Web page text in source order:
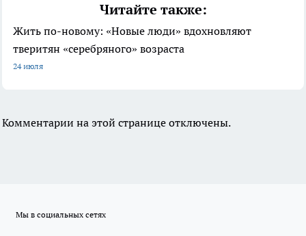
Читайте также:
Жить по-новому: «Новые люди» вдохновляют
тверитян «серебряного» возраста
24 июля
Комментарии на этой странице отключены.
Мы в социальных сетях